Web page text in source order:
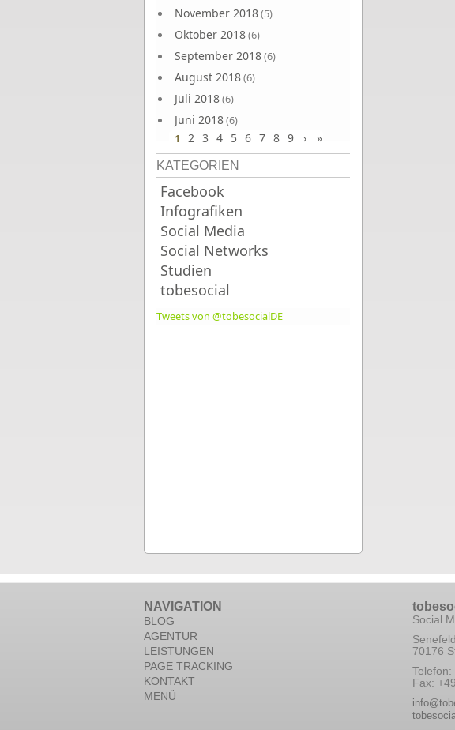
November 2018(5)
Oktober 2018(6)
September 2018(6)
August 2018(6)
Juli 2018(6)
Juni 2018(6)
1 2 3 4 5 6 7 8 9 › »
KATEGORIEN
Facebook
Infografiken
Social Media
Social Networks
Studien
tobesocial
Tweets von @tobesocialDE
NAVIGATION
BLOG
AGENTUR
LEISTUNGEN
PAGE TRACKING
KONTAKT
MENÜ
Social
70176
Fax: